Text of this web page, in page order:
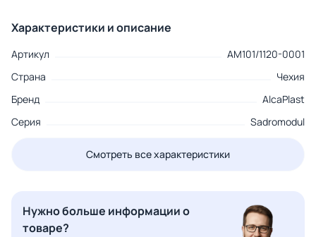
Характеристики и описание
Артикул
AM101/1120-0001
Страна
Чехия
Бренд
AlcaPlast
Серия
Sadromodul
Смотреть все характеристики
Нужно больше информации о
товаре?